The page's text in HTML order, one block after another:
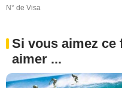
N° de Visa
Si vous aimez
aimer ...